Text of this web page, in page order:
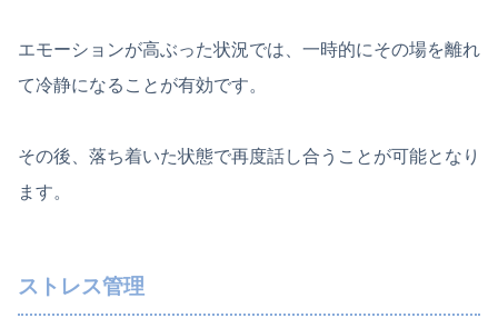
エモーションが高ぶった状況では、一時的にその場を離れ
て冷静になることが有効です。
その後、落ち着いた状態で再度話し合うことが可能となり
ます。
ストレス管理